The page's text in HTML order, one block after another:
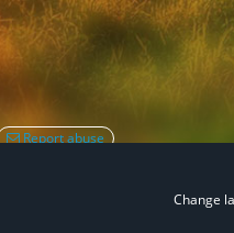
Report abuse
Change